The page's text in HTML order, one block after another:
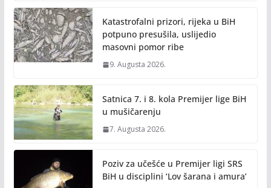
Katastrofalni prizori, rijeka u BiH
potpuno presušila, uslijedio
masovni pomor ribe
9. Augusta 2026.
Satnica 7. i 8. kola Premijer lige BiH
u mušičarenju
7. Augusta 2026.
Poziv za učešće u Premijer ligi SRS
BiH u disciplini ‘Lov šarana i amura’